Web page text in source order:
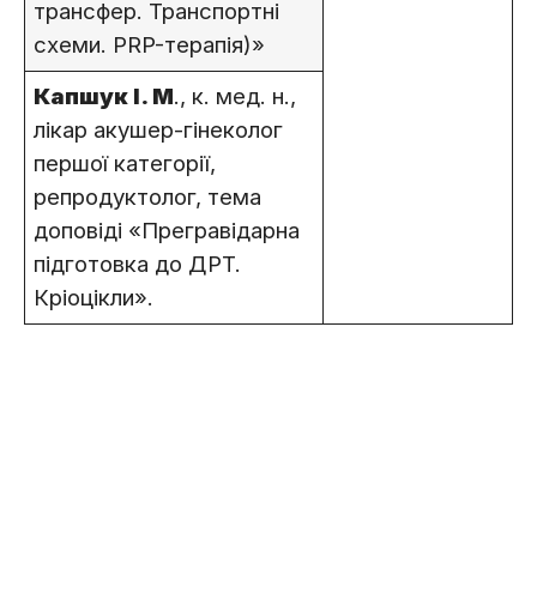
трансфер. Транспортні
схеми. PRP-терапія)»
Капшук І. М., к. мед. н.,
лікар акушер-гінеколог
першої категорії,
репродуктолог, тема
доповіді «Прегравідарна
підготовка до ДРТ.
Кріоцікли».